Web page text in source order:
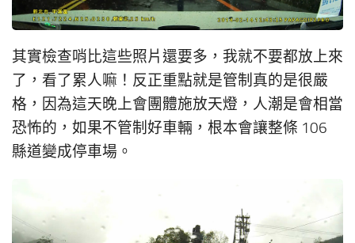
其實檢查哨比這些照片還要多，我就不要都放上來
了，看了累人嘛！反正重點就是管制真的是很嚴
格，因為這天晚上會團體施放天燈，人潮是會相當
恐怖的，如果不管制好車輛，根本會讓整條 106
縣道變成停車場。